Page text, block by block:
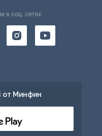
в соц. сетях:
от Минфин